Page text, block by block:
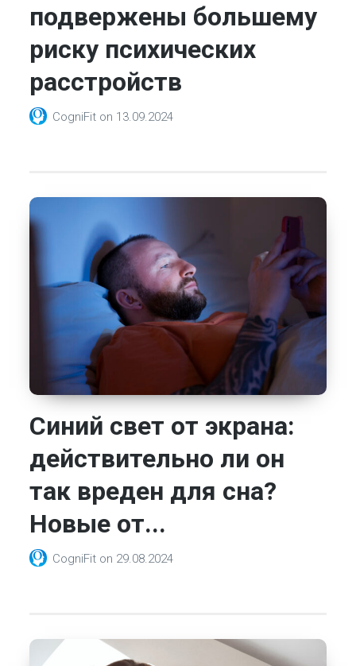
подвержены большему
риску психических
расстройств
CogniFit on 13.09.2024
Синий свет от экрана:
действительно ли он
так вреден для сна?
Новые от...
CogniFit on 29.08.2024